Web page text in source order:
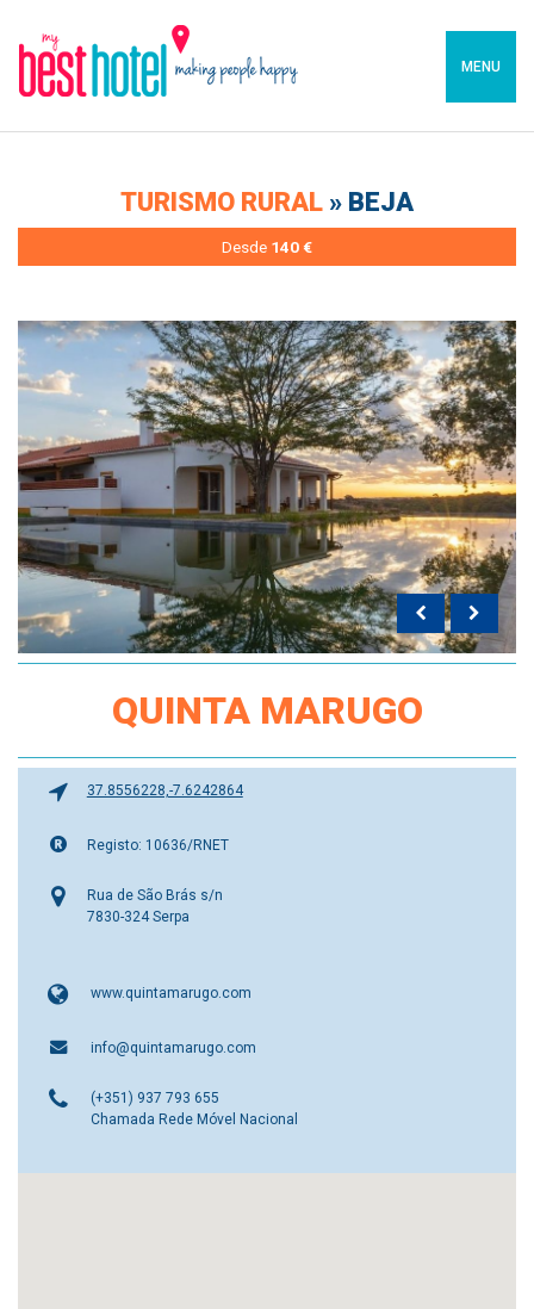
MENU
TURISMO RURAL » BEJA
Desde 140 €
QUINTA MARUGO
37.8556228,-7.6242864
Registo: 10636/RNET
Rua de São Brás s/n
7830-324 Serpa
www.quintamarugo.com
info@quintamarugo.com
(+351) 937 793 655
Chamada Rede Móvel Nacional